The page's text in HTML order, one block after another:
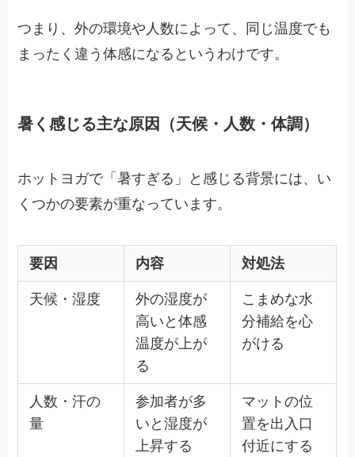
つまり、外の環境や人数によって、同じ温度でも
まったく違う体感になるというわけです。
暑く感じる主な原因（天候・人数・体調）
ホットヨガで「暑すぎる」と感じる背景には、い
くつかの要素が重なっています。
要因 内容 対処法
天候・湿度
外の湿度が
高いと体感
温度が上が
る
こまめな水
分補給を心
がける
人数・汗の
量
参加者が多
いと湿度が
上昇する
マットの位
置を出入口
付近にする